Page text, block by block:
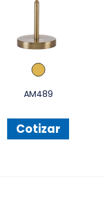
AM489
Cotizar